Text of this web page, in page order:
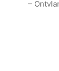
–